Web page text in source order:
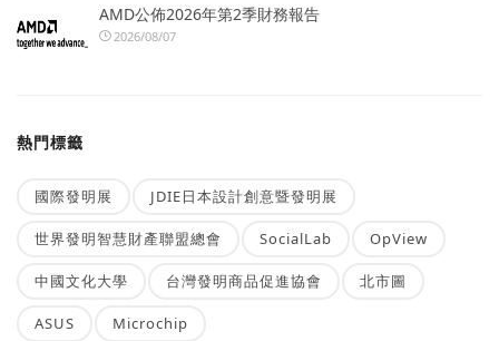
AMD公佈2026年第2季財務報告
2026/08/07
熱門標籤
國際發明展 JDIE日本設計創意暨發明展
世界發明智慧財產聯盟總會 SocialLab OpView
中國文化大學 台灣發明商品促進協會 北市圖
ASUS Microchip